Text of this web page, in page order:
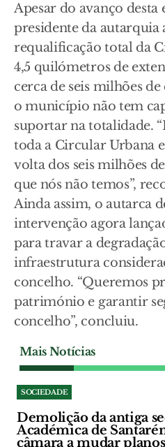
Apesar do avanço desta
presidente da autarquia
requalificação total da
4,5 quilómetros de
cerca de seis milhões
o município não tem
suportar na totalidade.
toda a Circular Urbana
volta dos seis milhões
que nós não temos”,
Ainda assim, o autarca
intervenção agora
para travar a
infraestrutura
concelho. “Queremos
património e garantir
concelho”, concluiu.
Mais Notícias
SOCIEDADE
Demolição da antiga
Académica de
câmara a mudar